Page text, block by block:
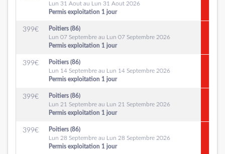
Lun 31 Aout au Lun 31 Aout 2026
Permis exploitation 1 jour
399€
Poitiers (86)
Lun 07 Septembre au Lun 07 Septembre 2026
Permis exploitation 1 jour
399€
Poitiers (86)
Lun 14 Septembre au Lun 14 Septembre 2026
Permis exploitation 1 jour
399€
Poitiers (86)
Lun 21 Septembre au Lun 21 Septembre 2026
Permis exploitation 1 jour
399€
Poitiers (86)
Lun 28 Septembre au Lun 28 Septembre 2026
Permis exploitation 1 jour